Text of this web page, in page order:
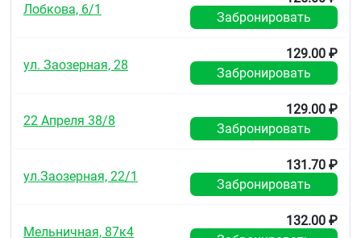
боль.
Период после проведения аортокоронарного
шунтирования.
Некомпенсированная сердечная
Анамнестические данные о приступе
бронхообструкции, ринита, крапивницы после
приёма ацетилсалициловой кислоты или иного
НПВП (полный или неполный синдром
Лобкова, 6/1
Забронировать
ул. Заозерная, 28
129.00 ₽
Забронировать
22 Апреля 38/8
129.00 ₽
Забронировать
ул.Заозерная, 22/1
131.70 ₽
Забронировать
Мельничная, 87к4
132.00 ₽